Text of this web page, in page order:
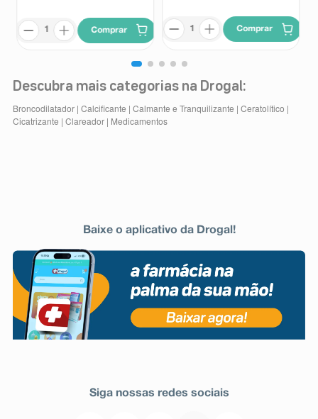
Comprar Comprar
Descubra mais categorias na Drogal:
Broncodilatador| Calcificante | Calmante e Tranquilizante | Ceratolítico |
Cicatrizante | Clareador| Medicamentos
Baixe o aplicativo da Drogal!
Siga nossas redes sociais